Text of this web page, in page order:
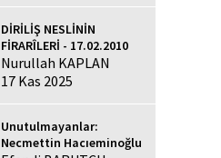
DİRİLİŞ NESLİNİN
FİRARÎLERİ - 17.02.2010
Nurullah KAPLAN
17 Kas 2025
Unutulmayanlar:
Necmettin Hacıeminoğlu